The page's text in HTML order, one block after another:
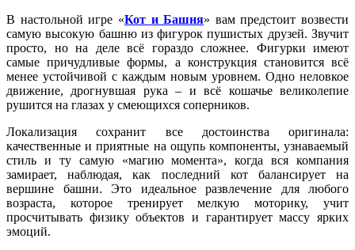
В настольной игре «Кот и Башня» вам предстоит возвести
самую высокую башню из фигурок пушистых друзей. Звучит
просто, но на деле всё гораздо сложнее. Фигурки имеют
самые причудливые формы, а конструкция становится всё
менее устойчивой с каждым новым уровнем. Одно неловкое
движение, дрогнувшая рука – и всё кошачье великолепие
рушится на глазах у смеющихся соперников.
Локализация сохранит все достоинства оригинала:
качественные и приятные на ощупь компоненты, узнаваемый
стиль и ту самую «магию момента», когда вся компания
замирает, наблюдая, как последний кот балансирует на
вершине башни. Это идеальное развлечение для любого
возраста, которое тренирует мелкую моторику, учит
просчитывать физику объектов и гарантирует массу ярких
эмоций.